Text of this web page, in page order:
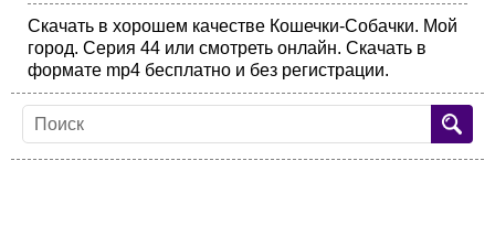
Скачать в хорошем качестве Кошечки-Собачки. Мой
город. Серия 44 или смотреть онлайн. Скачать в
формате mp4 бесплатно и без регистрации.